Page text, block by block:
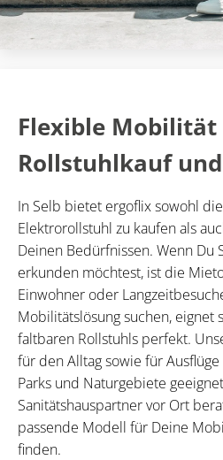
Flexible Mobilität
Rollstuhlkauf
In Selb bietet ergoflix sowohl
Elektrorollstuhl zu kaufen als
Deinen Bedürfnissen. Wenn Du
erkunden möchtest, ist die
Einwohner oder
Mobilitätslösung suchen, eignet
faltbaren Rollstuhls perfekt.
für den Alltag sowie für
Parks und Naturgebiete
Sanitätshauspartner vor Ort
passende Modell für Deine
finden.